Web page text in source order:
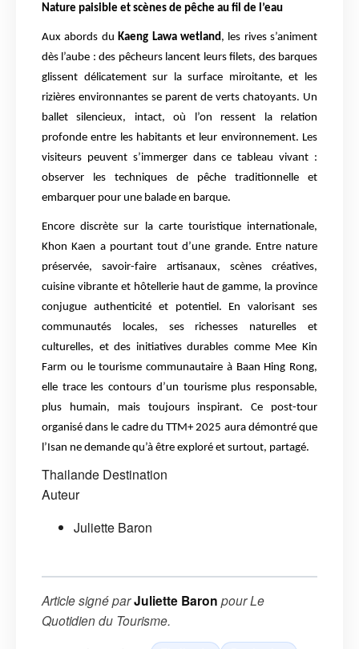
Nature paisible et scènes de pêche au fil de l’eau
Aux abords du Kaeng Lawa wetland, les rives s’animent
dès l’aube : des pêcheurs lancent leurs filets, des barques
glissent délicatement sur la surface miroitante, et les
rizières environnantes se parent de verts chatoyants. Un
ballet silencieux, intact, où l’on ressent la relation
profonde entre les habitants et leur environnement. Les
visiteurs peuvent s’immerger dans ce tableau vivant :
observer les techniques de pêche traditionnelle et
embarquer pour une balade en barque.
Encore discrète sur la carte touristique internationale,
Khon Kaen a pourtant tout d’une grande. Entre nature
préservée, savoir-faire artisanaux, scènes créatives,
cuisine vibrante et hôtellerie haut de gamme, la province
conjugue authenticité et potentiel. En valorisant ses
communautés locales, ses richesses naturelles et
culturelles, et des initiatives durables comme Mee Kin
Farm ou le tourisme communautaire à Baan Hing Rong,
elle trace les contours d’un tourisme plus responsable,
plus humain, mais toujours inspirant. Ce post-tour
organisé dans le cadre du TTM+ 2025 aura démontré que
l’Isan ne demande qu’à être exploré et surtout, partagé.
Thailande Destination
Auteur
Juliette Baron
Article signé parJuliette Baron pourLe
Quotidien du Tourisme.